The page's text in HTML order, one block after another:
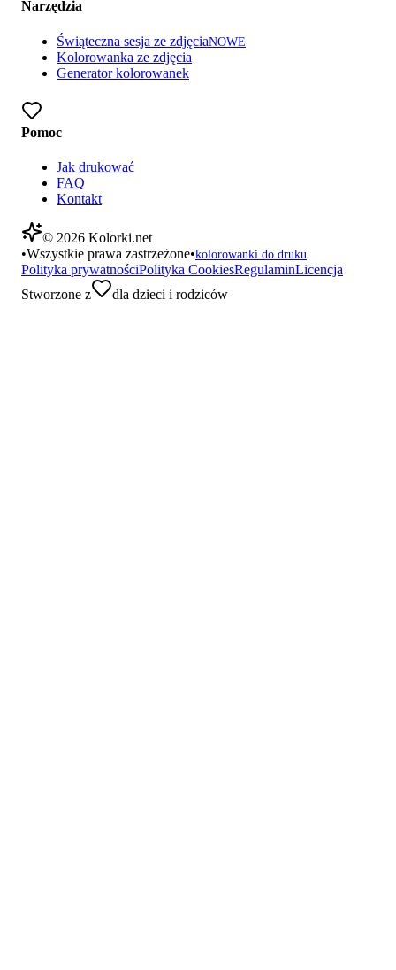
Narzędzia
Świąteczna sesja ze zdjęciaNOWE
Kolorowanka ze zdjęcia
Generator kolorowanek
Pomoc
Jak drukować
FAQ
Kontakt
© 2026 Kolorki.net
•Wszystkie prawa zastrzeżone•kolorowanki do druku
Polityka prywatnościPolityka CookiesRegulaminLicencja
Stworzone z
dla dzieci i rodziców